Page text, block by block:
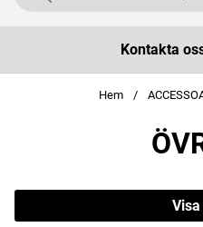
Kontakta
Hem